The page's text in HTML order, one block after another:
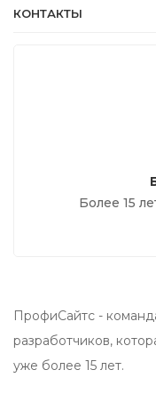
КОНТАКТЫ
Более 15
ПрофиСайтс -
разработчиков,
уже более 15 лет.